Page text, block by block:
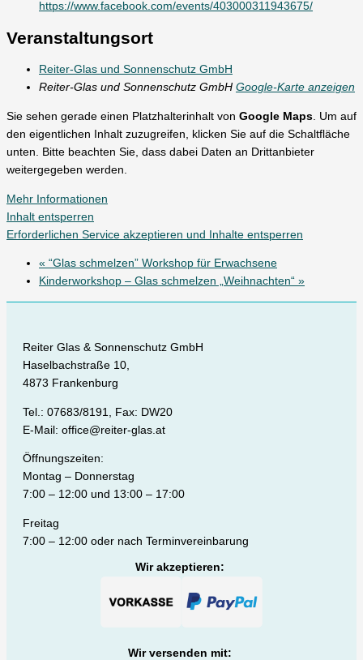
https://www.facebook.com/events/403000311943675/
Veranstaltungsort
Reiter-Glas und Sonnenschutz GmbH
Reiter-Glas und Sonnenschutz GmbH Google-Karte anzeigen
Sie sehen gerade einen Platzhalterinhalt von Google Maps . Um auf
den eigentlichen Inhalt zuzugreifen, klicken Sie auf die Schaltfläche
unten. Bitte beachten Sie, dass dabei Daten an Drittanbieter
weitergegeben werden.
Mehr Informationen
Inhalt entsperren
Erforderlichen Service akzeptieren und Inhalte entsperren
« “Glas schmelzen” Workshop für Erwachsene
Kinderworkshop – Glas schmelzen „Weihnachten“ »
Reiter Glas & Sonnenschutz GmbH
Haselbachstraße 10,
4873 Frankenburg
Tel.: 07683/8191, Fax: DW20
E-Mail: office@reiter-glas.at
Öffnungszeiten:
Montag – Donnerstag
7:00 – 12:00 und 13:00 – 17:00
Freitag
7:00 – 12:00 oder nach Terminvereinbarung
Wir akzeptieren:
Wir versenden mit: